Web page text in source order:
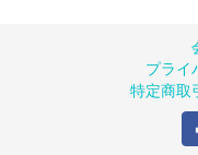
プライ
特定商取